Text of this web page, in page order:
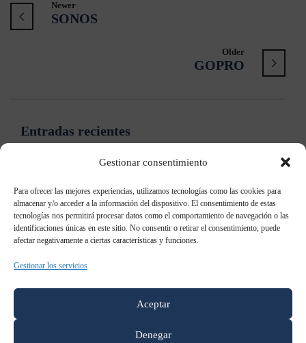
Gestionar consentimiento
Para ofrecer las mejores experiencias, utilizamos tecnologías como las cookies para
almacenar y/o acceder a la información del dispositivo. El consentimiento de estas
tecnologías nos permitirá procesar datos como el comportamiento de navegación o las
identificaciones únicas en este sitio. No consentir o retirar el consentimiento, puede
afectar negativamente a ciertas características y funciones.
Gestionar los servicios
Aceptar
Denegar
Newer
SONOS
Older
GOPRO
Entradas recientes
Signage”
Samsung patenta un televisor holográfico